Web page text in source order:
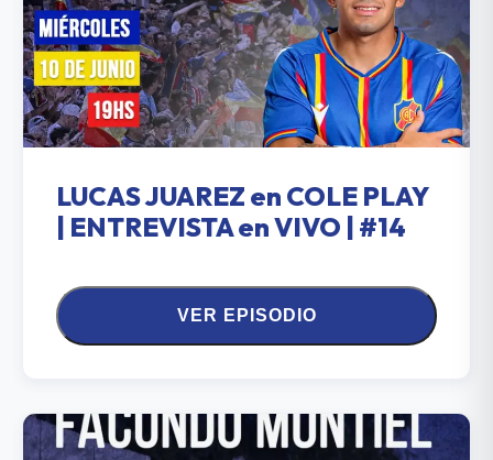
LUCAS JUAREZ en COLE PLAY
| ENTREVISTA en VIVO | #14
VER EPISODIO